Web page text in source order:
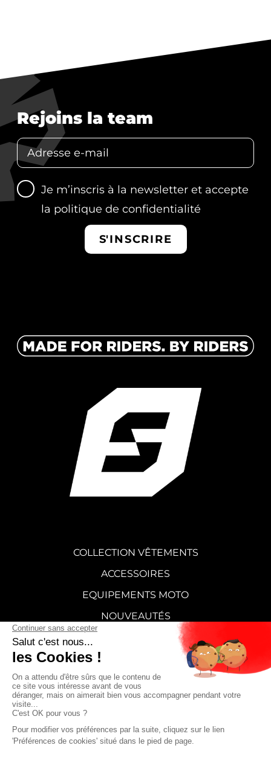
Rejoins la team
Je m’inscris à la newsletter et accepte
la politique de confidentialité
S'INSCRIRE
COLLECTION VÊTEMENTS
ACCESSOIRES
EQUIPEMENTS MOTO
NOUVEAUTÉS
CARTE CADEAU
SUPERMOT
FAQ
CGV Mentions légales Politique de confidentialité